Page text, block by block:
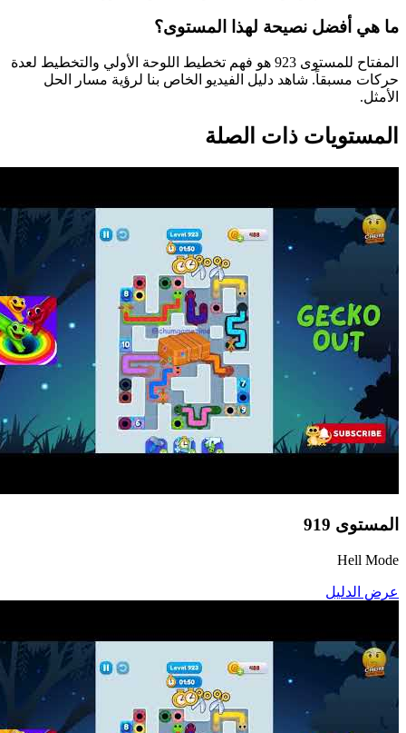
ما هي أفضل نصيحة لهذا المستوى؟
المفتاح للمستوى 923 هو فهم تخطيط اللوحة الأولي والتخطيط لعدة
حركات مسبقاً. شاهد دليل الفيديو الخاص بنا لرؤية مسار الحل
الأمثل.
المستويات ذات الصلة
المستوى 919
Hell Mode
عرض الدليل